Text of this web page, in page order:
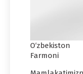
Farmoni